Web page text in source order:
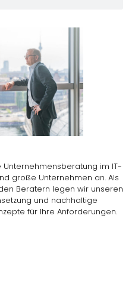
Unternehmensberatung im IT-
große Unternehmen an. Als
Beratern legen wir unseren
und nachhaltige
für Ihre Anforderungen.